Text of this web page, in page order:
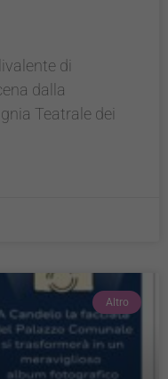
di
dalla
Teatrale dei
Altro